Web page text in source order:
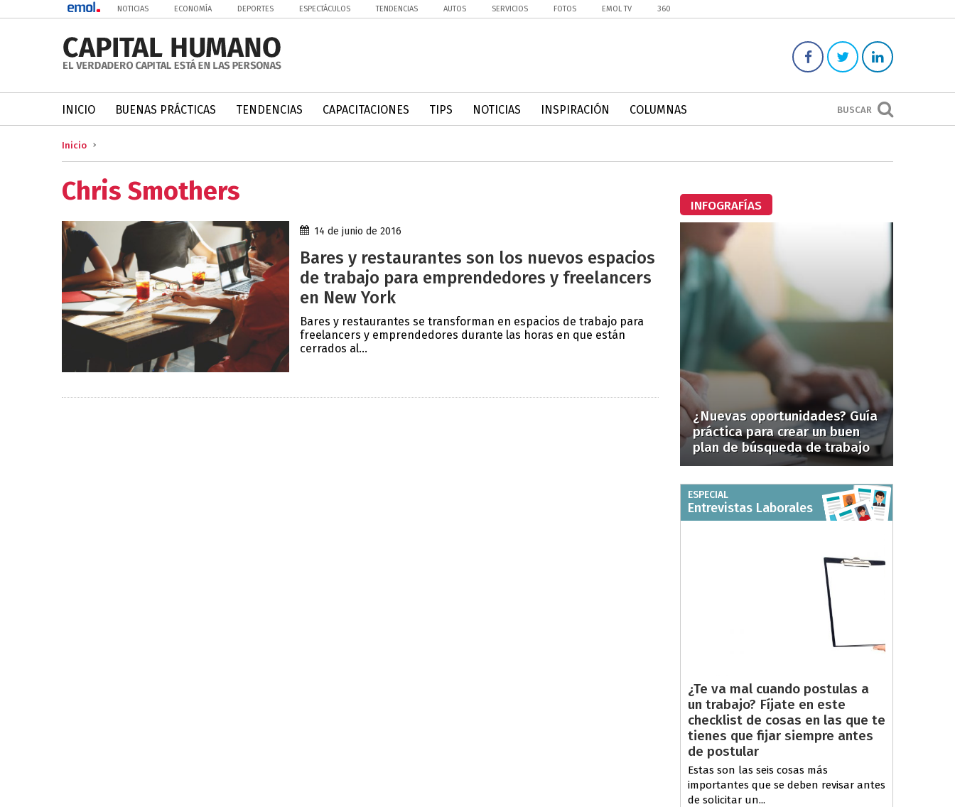
NOTICIAS ECONOMÍA DEPORTES ESPECTÁCULOS TENDENCIAS AUTOS SERVICIOS FOTOS EMOL TV 360
BUSCAR
INICIO BUENAS PRÁCTICAS TENDENCIAS CAPACITACIONES TIPS NOTICIAS INSPIRACIÓN COLUMNAS
Inicio
Chris Smothers
14 de junio de 2016
Bares y restaurantes son los nuevos espacios
de trabajo para emprendedores y freelancers
en New York
Bares y restaurantes se transforman en espacios de trabajo para
freelancers y emprendedores durante las horas en que están
cerrados al...
INFOGRAFÍAS
¿Nuevas oportunidades? Guía
práctica para crear un buen
plan de búsqueda de trabajo
ESPECIAL
Entrevistas Laborales
¿Te va mal cuando postulas a
un trabajo? Fíjate en este
checklist de cosas en las que te
tienes que fijar siempre antes
de postular
Estas son las seis cosas más
importantes que se deben revisar antes
de solicitar un...